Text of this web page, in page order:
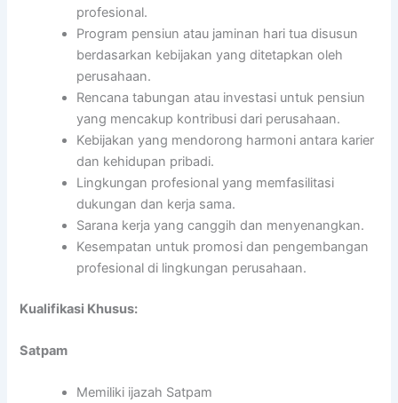
profesional.
Program pensiun atau jaminan hari tua disusun
berdasarkan kebijakan yang ditetapkan oleh
perusahaan.
Rencana tabungan atau investasi untuk pensiun
yang mencakup kontribusi dari perusahaan.
Kebijakan yang mendorong harmoni antara karier
dan kehidupan pribadi.
Lingkungan profesional yang memfasilitasi
dukungan dan kerja sama.
Sarana kerja yang canggih dan menyenangkan.
Kesempatan untuk promosi dan pengembangan
profesional di lingkungan perusahaan.
Kualifikasi Khusus:
Satpam
Memiliki ijazah Satpam